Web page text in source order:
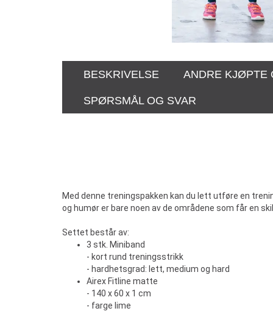
BESKRIVELSE ANDRE KJØPTE
SPØRSMÅL OG SVAR
Med denne treningspakken kan du lett utføre en
og humør er bare noen av de områdene som får en
Settet består av:
3 stk. Miniband
- kort rund treningsstrikk
- hardhetsgrad: lett, medium og hard
Airex Fitline matte
- 140 x 60 x 1 cm
- farge lime